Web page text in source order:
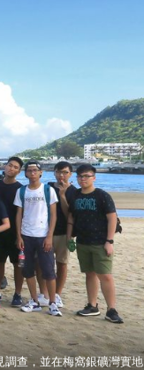
查，並在梅窩銀礦灣實地